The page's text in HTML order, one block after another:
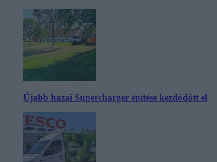
Újabb hazai Supercharger építése kezdődött el